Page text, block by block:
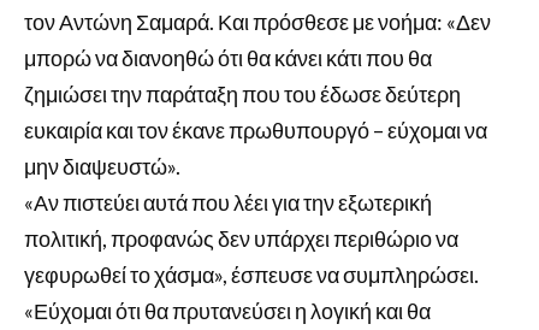
τον Αντώνη Σαμαρά. Και πρόσθεσε με νοήμα: «Δεν
μπορώ να διανοηθώ ότι θα κάνει κάτι που θα
ζημιώσει την παράταξη που του έδωσε δεύτερη
ευκαιρία και τον έκανε πρωθυπουργό – εύχομαι να
μην διαψευστώ».
«Αν πιστεύει αυτά που λέει για την εξωτερική
πολιτική, προφανώς δεν υπάρχει περιθώριο να
γεφυρωθεί το χάσμα», έσπευσε να συμπληρώσει.
«Εύχομαι ότι θα πρυτανεύσει η λογική και θα